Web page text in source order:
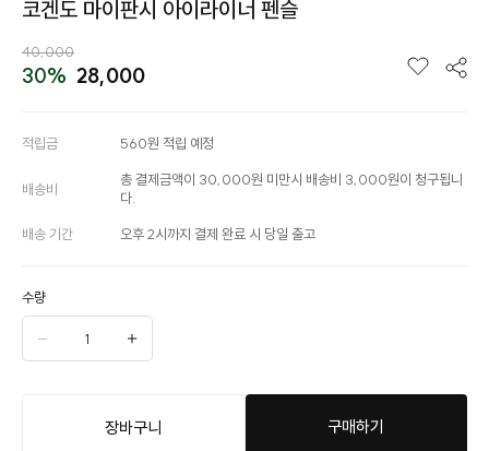
코겐도 마이판시 아이라이너 펜슬
40,000
30% 28,000
적립금 560원 적립 예정
배송비
총 결제금액이 30,000원 미만시 배송비 3,000원이 청구됩니
다.
배송 기간 오후 2시까지 결제 완료 시 당일 출고
수량
장바구니 구매하기